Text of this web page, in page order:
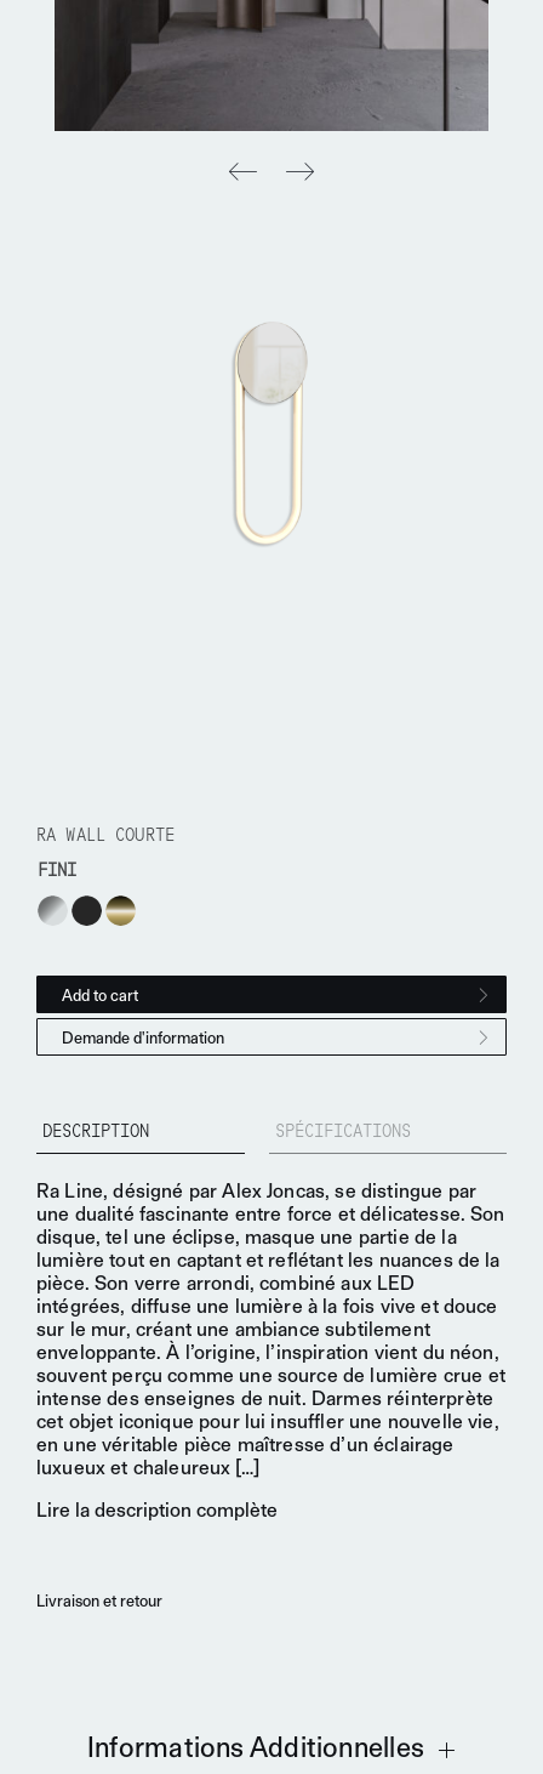
RA WALL COURTE
FINI
Ra Wall Courte quantity
Add to cart
Demande d'information
DESCRIPTION SPÉCIFICATIONS
Ra Line, désigné par Alex Joncas, se distingue par
une dualité fascinante entre force et délicatesse. Son
disque, tel une éclipse, masque une partie de la
lumière tout en captant et reflétant les nuances de la
pièce. Son verre arrondi, combiné aux LED
intégrées, diffuse une lumière à la fois vive et douce
sur le mur, créant une ambiance subtilement
enveloppante. À l’origine, l’inspiration vient du néon,
souvent perçu comme une source de lumière crue et
intense des enseignes de nuit. Darmes réinterprète
cet objet iconique pour lui insuffler une nouvelle vie,
en une véritable pièce maîtresse d’un éclairage
luxueux et chaleureux […]
Lire la description complète
Livraison et retour
Informations Additionnelles